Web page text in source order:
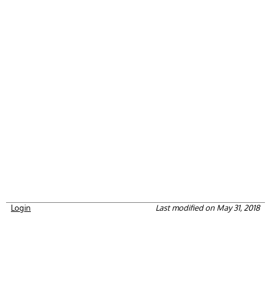
Login Last modified on May 31, 2018